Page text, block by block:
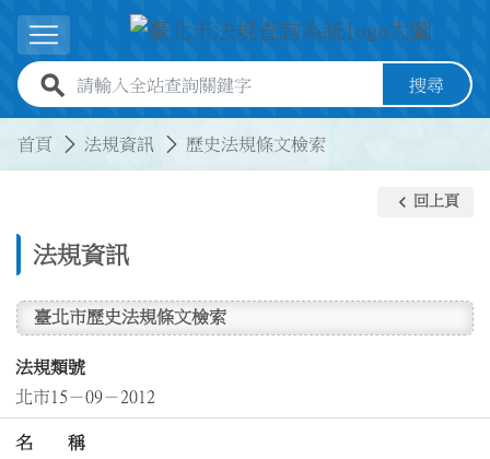
跳到主要內容
展開選單
全站查詢關鍵字欄位 搜尋
首頁 法規資訊 歷史法規條文檢索
法規資訊
keyboard_arrow_left 回上頁
臺北市歷史法規條文檢索
法規類號
北市15－09－2012
名 稱